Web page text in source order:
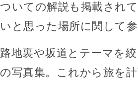
ついての解説も掲載され
いと思った場所に関して
路地裏や坂道とテーマを
の写真集。これから旅を